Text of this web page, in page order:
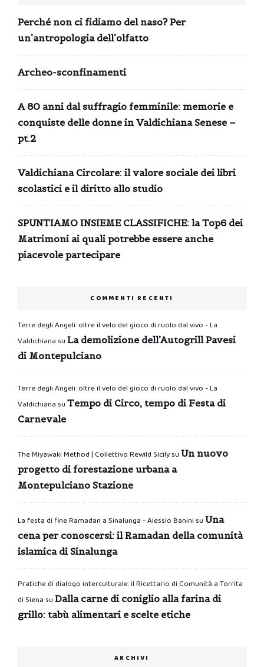
Perché non ci fidiamo del naso? Per
un’antropologia dell’olfatto
Archeo-sconfinamenti
A 80 anni dal suffragio femminile: memorie e
conquiste delle donne in Valdichiana Senese –
pt.2
Valdichiana Circolare: il valore sociale dei libri
scolastici e il diritto allo studio
SPUNTIAMO INSIEME CLASSIFICHE: la Top6 dei
Matrimoni ai quali potrebbe essere anche
piacevole partecipare
COMMENTI RECENTI
Terre degli Angeli: oltre il velo del gioco di ruolo dal vivo - La
Valdichiana su La demolizione dell’Autogrill Pavesi
di Montepulciano
Terre degli Angeli: oltre il velo del gioco di ruolo dal vivo - La
Valdichiana su Tempo di Circo, tempo di Festa di
Carnevale
The Miyawaki Method | Collettivo Rewild Sicilysu Un nuovo
progetto di forestazione urbana a
Montepulciano Stazione
La festa di fine Ramadan a Sinalunga - Alessio Banini su Una
cena per conoscersi: il Ramadan della comunità
islamica di Sinalunga
Pratiche di dialogo interculturale: il Ricettario di Comunità a Torrita
di Siena su Dalla carne di coniglio alla farina di
grillo: tabù alimentari e scelte etiche
ARCHIVI